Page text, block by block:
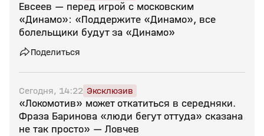
Евсеев — перед игрой с московским
«Динамо»: «Поддержите «Динамо», все
болельщики будут за «Динамо»
Поделиться
Сегодня, 14:22 Эксклюзив
«Локомотив» может откатиться в середняки.
Фраза Баринова «люди бегут оттуда» сказана
не так просто» — Ловчев